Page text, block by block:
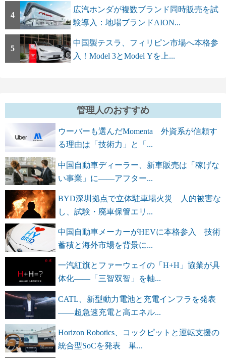
4
広汽ホンダが複数ブランド同時販売を試
験導入：地場ブランドAION...
5
中国製テスラ、フィリピン市場へ本格参
入！Model 3とModel Yを上...
管理人のおすすめ
ウーバーも選んだMomenta 外資系が信頼す
る理由は「技術力」と「...
中国自動車ディーラー、新車販売は「稼げな
い事業」に――アフター...
BYD深圳拠点で立体駐車場火災 人的被害な
し、試験・廃車保管エリ...
中国自動車メーカーがHEVに本格参入 技術
蓄積と海外市場を背景に...
一汽紅旗とファーウェイの「H+H」協業が具
体化――「三智双智」を軸...
CATL、新型動力電池と充電インフラを発表
――超急速充電と高エネル...
Horizon Robotics、コックピットと運転支援の
統合型SoCを発表 単...